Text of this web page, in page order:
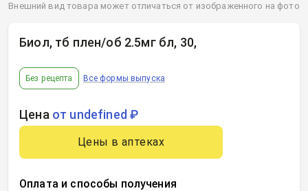
Биол, тб плен/об 2.5мг бл, 30,
Без рецепта Все формы выпуска
Цена от undefined ₽
Цены в аптеках
Оплата и способы получения
Внешний вид товара может отличаться от изображенного на фото